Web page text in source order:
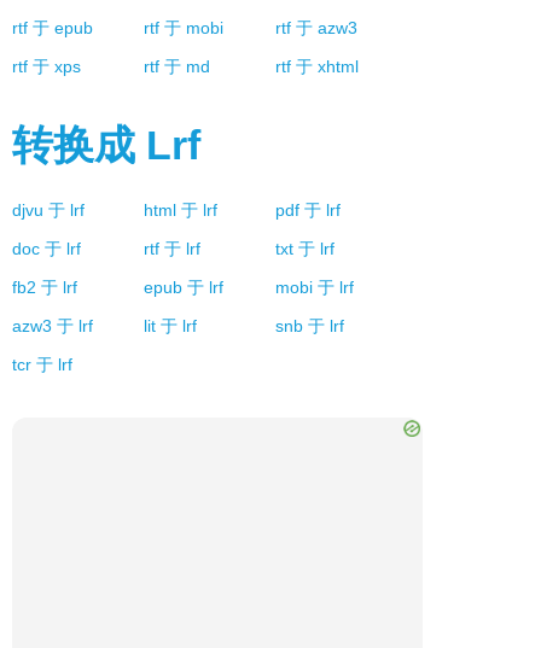
rtf 于 epub rtf 于 mobi rtf 于 azw3
rtf 于 xps rtf 于 md rtf 于 xhtml
转换成 Lrf
djvu 于 lrf html 于 lrf pdf 于 lrf
doc 于 lrf rtf 于 lrf txt 于 lrf
fb2 于 lrf epub 于 lrf mobi 于 lrf
azw3 于 lrf lit 于 lrf snb 于 lrf
tcr 于 lrf